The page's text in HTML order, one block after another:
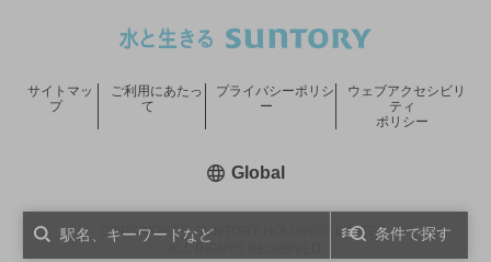
条件で探す
COPYRIGHT © SUNTORY HOLDINGS LIMITED.
サイトマッ
プ
ご利用にあたっ
て
プライバシーポリシ
ー
ウェブアクセシビリ
ティ
ポリシー
Global新しいウィンドウで開く